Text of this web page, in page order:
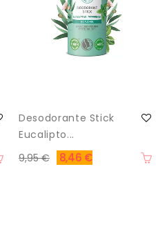
Desodorante Stick
Eucalipto...
9,95 €
8,46 €